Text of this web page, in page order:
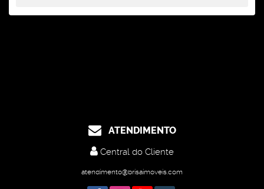
ATENDIMENTO
Central do Cliente
atendimento@brisaimoveis.com